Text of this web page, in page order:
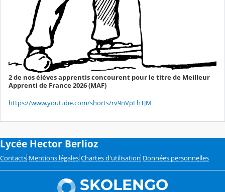
2 de nos élèves apprentis concourent pour le titre de Meilleur
Apprenti de France 2026 (MAF)
https://www.youtube.com/shorts/rv9nVpFhTJM
Lycée Hector Berlioz
Contacts Mentions légales Chartes d'utilisation Données personnelles